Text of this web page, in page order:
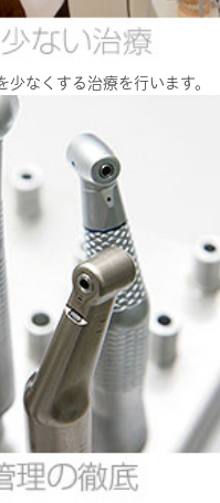
なくする治療を行います。